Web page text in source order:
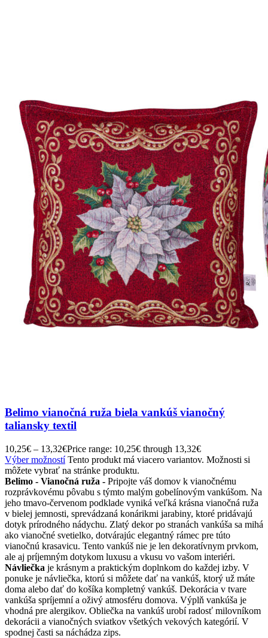
Belimo vianočná ruža biela vankúš vianočný
taliansky textil
10,25€ – 13,32€Price range: 10,25€ through 13,32€
Výber možnostíTento produkt má viacero variantov. Možnosti si
môžete vybrať na stránke produktu.
Belimo - Vianočná ruža - Pripojte váš domov k vianočnému
rozprávkovému pôvabu s týmto malým gobelínovým vankúšom. Na
jeho tmavo-červenom podklade vyniká veľká krásna vianočná ruža
v bielej jemnosti, sprevádzaná konárikmi jarabiny, ktoré pridávajú
dotyk prírodného nádychu. Zlatý dekor po stranách vankúša sa mihá
ako vianočné svetielko, dotvárajúc elegantný rámec pre túto
vianočnú krasavicu. Tento vankúš nie je len dekoratívnym prvkom,
ale aj príjemným dotykom luxusu a vkusu vo vašom interiéri.
Návliečka je krásnym a praktickým doplnkom do každej izby. V
ponuke je návliečka, ktorú si môžete dať na vankúš, ktorý už máte
doma alebo dať do košíka kompletný vankúš. Dekorácia v tvare
vankúša spríjemní a oživý atmosféru domova. Výplň vankúša je
vhodná pre alergikov. Obliečka na vankúš urobí radosť milovníkom
dekorácii a vianočných sviatkov všetkých vekových kategórií. V
spodnej časti sa náchádza zips.